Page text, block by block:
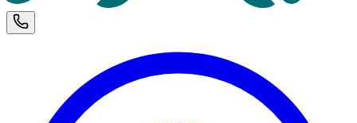
Téléphone et horaires d'ouverture